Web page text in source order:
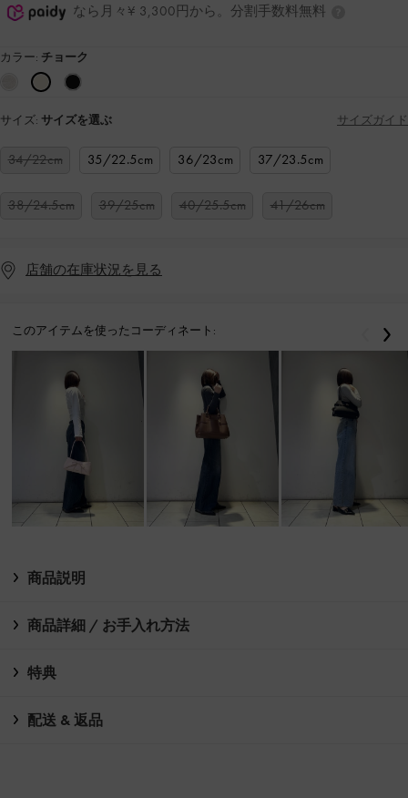
なら月々¥ 3,300円から。分割手数料無料
カラー: チョーク
サイズ: サイズを選ぶ サイズガイド
34/22cm 35/22.5cm 36/23cm 37/23.5cm
38/24.5cm 39/25cm 40/25.5cm 41/26cm
店舗の在庫状況を見る
このアイテムを使ったコーディネート: 戻る
商品説明
商品詳細 / お手入れ方法
特典
配送 & 返品